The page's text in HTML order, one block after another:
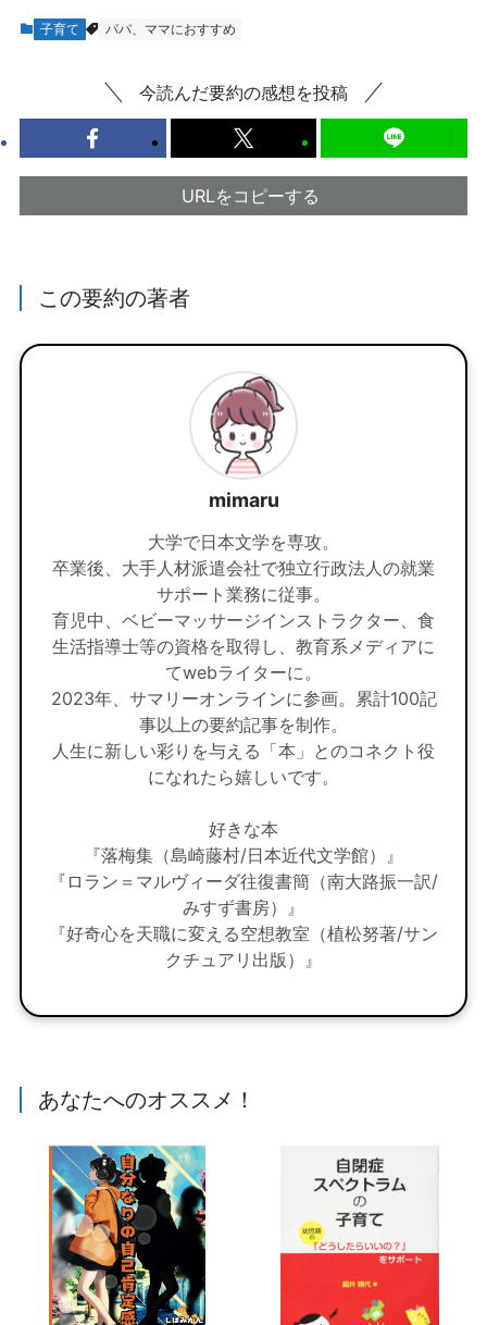
子育て パパ、ママにおすすめ
今読んだ要約の感想を投稿
URLをコピーする
この要約の著者
mimaru
大学で日本文学を専攻。
卒業後、大手人材派遣会社で独立行政法人の就業
サポート業務に従事。
育児中、ベビーマッサージインストラクター、食
生活指導士等の資格を取得し、教育系メディアに
てwebライターに。
2023年、サマリーオンラインに参画。累計100記
事以上の要約記事を制作。
人生に新しい彩りを与える「本」とのコネクト役
になれたら嬉しいです。
好きな本
『落梅集（島崎藤村/日本近代文学館）』
『ロラン＝マルヴィーダ往復書簡（南大路振一訳/
みすず書房）』
『好奇心を天職に変える空想教室（植松努著/サン
クチュアリ出版）』
あなたへのオススメ！